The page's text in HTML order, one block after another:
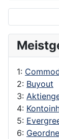
1:
2: Buyout
3:
4:
5:
6: